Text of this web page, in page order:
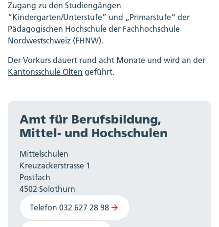
Zugang zu den Studiengängen
“Kindergarten/Unterstufe” und „Primarstufe“ der
Pädagogischen Hochschule der Fachhochschule
Nordwestschweiz (FHNW).
Der Vorkurs dauert rund acht Monate und wird an der
Kantonsschule Olten geführt.
Amt für Berufsbildung,
Mittel- und Hochschulen
Mittelschulen
Kreuzackerstrasse 1
Postfach
4502 Solothurn
Telefon 032 627 28 98